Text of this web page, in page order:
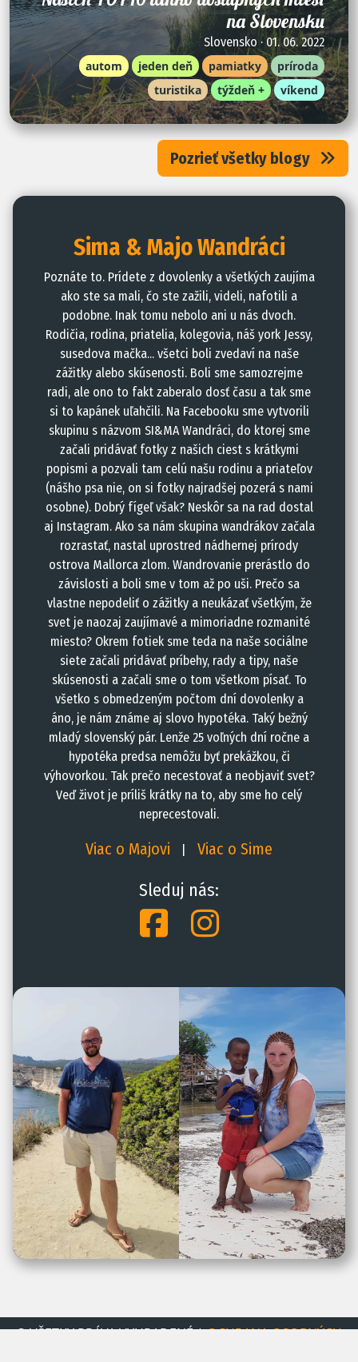
na Slovensku
Slovensko · 01. 06. 2022
autom
jeden deň pamiatky
príroda
turistika
týždeň + víkend
Pozrieť všetky blogy
Sima & Majo Wandráci
Poznáte to. Prídete z dovolenky a všetkých zaujíma
ako ste sa mali, čo ste zažili, videli, nafotili a
podobne. Inak tomu nebolo ani u nás dvoch.
Rodičia, rodina, priatelia, kolegovia, náš york Jessy,
susedova mačka... všetci boli zvedaví na naše
zážitky alebo skúsenosti. Boli sme samozrejme
radi, ale ono to fakt zaberalo dosť času a tak sme
si to kapánek uľahčili. Na Facebooku sme vytvorili
skupinu s názvom SI&MA Wandráci, do ktorej sme
začali pridávať fotky z našich ciest s krátkymi
popismi a pozvali tam celú našu rodinu a priateľov
(nášho psa nie, on si fotky najradšej pozerá s nami
osobne). Dobrý fígeľ však? Neskôr sa na rad dostal
aj Instagram. Ako sa nám skupina wandrákov začala
rozrastať, nastal uprostred nádhernej prírody
ostrova Mallorca zlom. Wandrovanie prerástlo do
závislosti a boli sme v tom až po uši. Prečo sa
vlastne nepodeliť o zážitky a neukázať všetkým, že
svet je naozaj zaujímavé a mimoriadne rozmanité
miesto? Okrem fotiek sme teda na naše sociálne
siete začali pridávať príbehy, rady a tipy, naše
skúsenosti a začali sme o tom všetkom písať. To
všetko s obmedzeným počtom dní dovolenky a
áno, je nám známe aj slovo hypotéka. Taký bežný
mladý slovenský pár. Lenže 25 voľných dní ročne a
hypotéka predsa nemôžu byť prekážkou, či
výhovorkou. Tak prečo necestovať a neobjaviť svet?
Veď život je príliš krátky na to, aby sme ho celý
neprecestovali.
Viac o Majovi Viac o Sime
Sleduj nás:
© VŠETKY PRÁVA VYHRADENÉ |OCHRANA OSOBNÝCH